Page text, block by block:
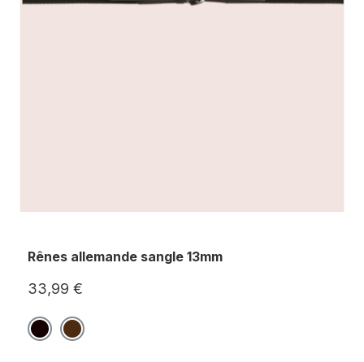
Rênes allemande sangle 13mm
33,99 €